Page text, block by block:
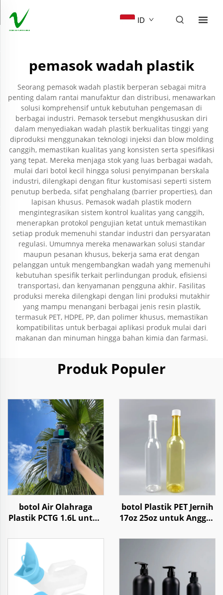
ID
pemasok wadah plastik
Seorang pemasok wadah plastik berperan sebagai mitra
penting dalam rantai manufaktur dan distribusi, menawarkan
solusi komprehensif untuk kebutuhan pengemasan di
berbagai industri. Pemasok tersebut mengkhususkan diri
dalam menyediakan wadah plastik berkualitas tinggi yang
diproduksi menggunakan teknologi injeksi dan blow molding
canggih, memastikan kualitas yang konsisten serta spesifikasi
yang tepat. Mereka menjaga stok yang luas berbagai wadah,
mulai dari botol kecil hingga solusi penyimpanan berskala
industri, dilengkapi dengan fitur kustomisasi seperti sistem
penutup berbeda, sifat penghalang (barrier properties), dan
lapisan khusus. Pemasok wadah plastik modern
mengintegrasikan sistem kontrol kualitas yang canggih,
menerapkan protokol pengujian ketat untuk memastikan
setiap produk memenuhi standar industri dan persyaratan
regulasi. Umumnya mereka menawarkan solusi standar
maupun pesanan khusus, bekerja sama erat dengan
pelanggan untuk mengembangkan wadah yang memenuhi
kebutuhan spesifik terkait perlindungan produk, efisiensi
transportasi, dan kenyamanan pengguna akhir. Fasilitas
produksi mereka dilengkapi dengan lini produksi mutakhir
yang mampu menangani berbagai jenis resin plastik,
termasuk PET, HDPE, PP, dan polimer khusus, memastikan
kompatibilitas untuk berbagai aplikasi produk mulai dari
makanan dan minuman hingga bahan kimia dan farmasi.
Produk Populer
botol Air Olahraga
Plastik PCTG 1.6L untuk
Gym Outdoor Lari
botol Plastik PET Jernih
17oz 25oz untuk Anggur
Sampanye